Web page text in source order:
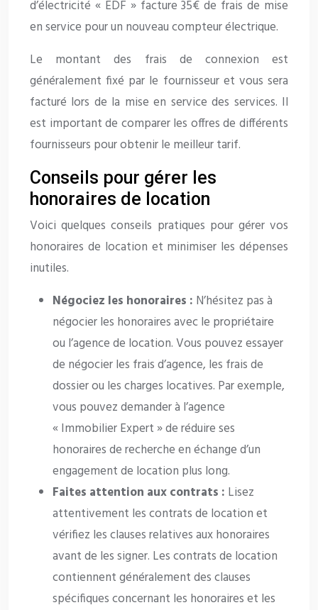
d’électricité « EDF » facture 35€ de frais de mise
en service pour un nouveau compteur électrique.
Le montant des frais de connexion est
généralement fixé par le fournisseur et vous sera
facturé lors de la mise en service des services. Il
est important de comparer les offres de différents
fournisseurs pour obtenir le meilleur tarif.
Conseils pour gérer les
honoraires de location
Voici quelques conseils pratiques pour gérer vos
honoraires de location et minimiser les dépenses
inutiles.
Négociez les honoraires : N’hésitez pas à
négocier les honoraires avec le propriétaire
ou l’agence de location. Vous pouvez essayer
de négocier les frais d’agence, les frais de
dossier ou les charges locatives. Par exemple,
vous pouvez demander à l’agence
« Immobilier Expert » de réduire ses
honoraires de recherche en échange d’un
engagement de location plus long.
Faites attention aux contrats : Lisez
attentivement les contrats de location et
vérifiez les clauses relatives aux honoraires
avant de les signer. Les contrats de location
contiennent généralement des clauses
spécifiques concernant les honoraires et les